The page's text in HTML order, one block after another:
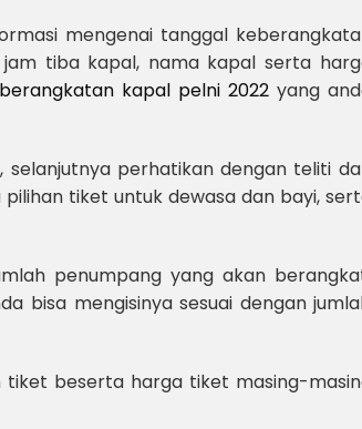
mengenai tanggal
tiba kapal, nama kapal serta
kapal pelni 2022yang
perhatikan dengan teliti
tiket untuk dewasa dan bayi,
penumpang yang akan
bisa mengisinya sesuai dengan
tiket beserta harga tiket masing-